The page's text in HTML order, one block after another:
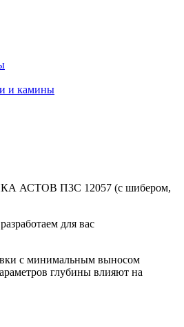
и камины
АСТОВ П3С 12057 (с шибером,
для вас
с минимальным выносом
глубины влияют на